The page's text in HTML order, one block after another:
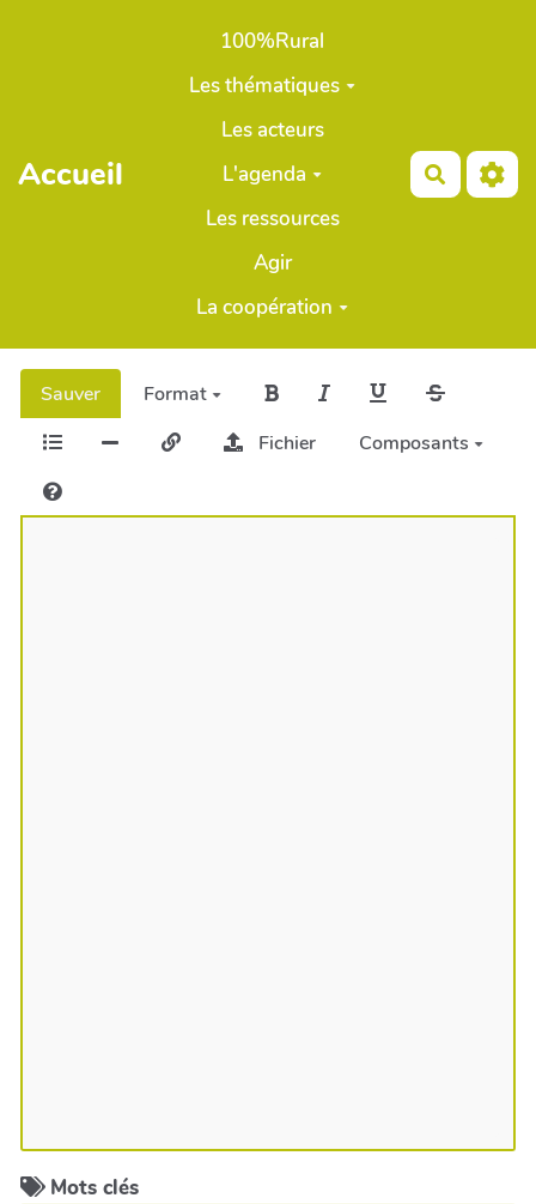
Aller au contenu principal
Accueil
100%Rural
Les thématiques
Les acteurs
L'agenda
Les ressources
Agir
La coopération
Sauver
Format
Fichier
Composants
Mots clés